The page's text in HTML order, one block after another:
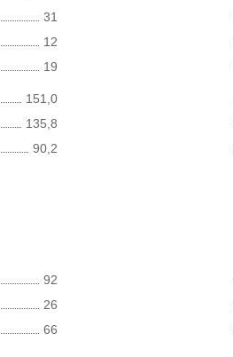
31
12
19
151,0
135,8
90,2
92
26
66